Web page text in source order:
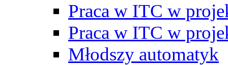
Praca w ITC w
Praca w ITC w
Młodszy automatyk